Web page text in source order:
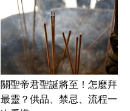
關聖帝君聖誕將至！怎麼拜
最靈？供品、禁忌、流程一